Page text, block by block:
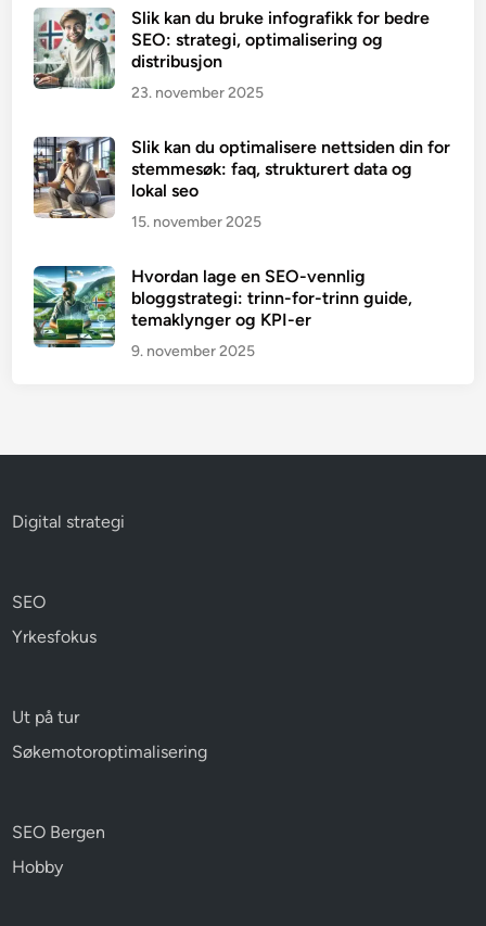
Slik kan du bruke infografikk for bedre
SEO: strategi, optimalisering og
distribusjon
23. november 2025
Slik kan du optimalisere nettsiden din for
stemmesøk: faq, strukturert data og
lokal seo
15. november 2025
Hvordan lage en SEO-vennlig
bloggstrategi: trinn-for-trinn guide,
temaklynger og KPI-er
9. november 2025
Digital strategi
SEO
Yrkesfokus
Ut på tur
Søkemotoroptimalisering
SEO Bergen
Hobby